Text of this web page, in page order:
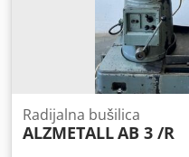
Radijalna bušilica
ALZMETALLAB 3 /R